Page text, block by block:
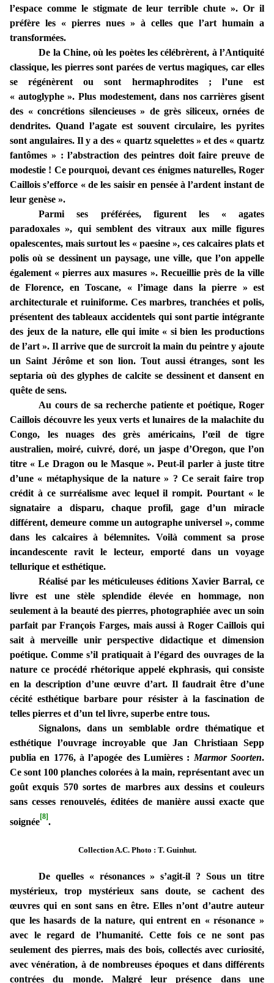
l’espace comme le stigmate de leur terrible chute ». Or il
préfère les « pierres nues » à celles que l’art humain a
transformées.
De la Chine, où les poètes les célébrèrent, à l’Antiquité
classique, les pierres sont parées de vertus magiques, car elles
se régénèrent ou sont hermaphrodites ; l’une est
« autoglyphe ». Plus modestement, dans nos carrières gisent
des « concrétions silencieuses » de grès siliceux, ornées de
dendrites. Quand l’agate est souvent circulaire, les pyrites
sont angulaires. Il y a des « quartz squelettes » et des « quartz
fantômes » : l’abstraction des peintres doit faire preuve de
modestie ! Ce pourquoi, devant ces énigmes naturelles, Roger
Caillois s’efforce « de les saisir en pensée à l’ardent instant de
leur genèse ».
Parmi ses préférées, figurent les « agates
paradoxales », qui semblent des vitraux aux mille figures
opalescentes, mais surtout les « paesine », ces calcaires plats et
polis où se dessinent un paysage, une ville, que l’on appelle
également « pierres aux masures ». Recueillie près de la ville
de Florence, en Toscane, « l’image dans la pierre » est
architecturale et ruiniforme. Ces marbres, tranchées et polis,
présentent des tableaux accidentels qui sont partie intégrante
des jeux de la nature, elle qui imite « si bien les productions
de l’art ». Il arrive que de surcroit la main du peintre y ajoute
un Saint Jérôme et son lion. Tout aussi étranges, sont les
septaria où des glyphes de calcite se dessinent et dansent en
quête de sens.
Au cours de sa recherche patiente et poétique, Roger
Caillois découvre les yeux verts et lunaires de la malachite du
Congo, les nuages des grès américains, l’œil de tigre
australien, moiré, cuivré, doré, un jaspe d’Oregon, que l’on
titre « Le Dragon ou le Masque ». Peut-il parler à juste titre
d’une « métaphysique de la nature » ? Ce serait faire trop
crédit à ce surréalisme avec lequel il rompit. Pourtant « le
signataire a disparu, chaque profil, gage d’un miracle
différent, demeure comme un autographe universel », comme
dans les calcaires à bélemnites. Voilà comment sa prose
incandescente ravit le lecteur, emporté dans un voyage
tellurique et esthétique.
Réalisé par les méticuleuses éditions Xavier Barral, ce
livre est une stèle splendide élevée en hommage, non
seulement à la beauté des pierres, photographiée avec un soin
parfait par François Farges, mais aussi à Roger Caillois qui
sait à merveille unir perspective didactique et dimension
poétique. Comme s’il pratiquait à l’égard des ouvrages de la
nature ce procédé rhétorique appelé ekphrasis, qui consiste
en la description d’une œuvre d’art. Il faudrait être d’une
cécité esthétique barbare pour résister à la fascination de
telles pierres et d’un tel livre, superbe entre tous.
Signalons, dans un semblable ordre thématique et
esthétique l’ouvrage incroyable que Jan Christiaan Sepp
publia en 1776, à l’apogée des Lumières : Marmor Soorten.
Ce sont 100 planches colorées à la main, représentant avec un
goût exquis 570 sortes de marbres aux dessins et couleurs
sans cesses renouvelés, éditées de manière aussi exacte que
soignée[8].
Collection A.C. Photo : T. Guinhut.
De quelles « résonances » s’agit-il ? Sous un titre
mystérieux, trop mystérieux sans doute, se cachent des
œuvres qui en sont sans en être. Elles n’ont d’autre auteur
que les hasards de la nature, qui entrent en « résonance »
avec le regard de l’humanité. Cette fois ce ne sont pas
seulement des pierres, mais des bois, collectés avec curiosité,
avec vénération, à de nombreuses époques et dans différents
contrées du monde. Malgré leur présence dans une